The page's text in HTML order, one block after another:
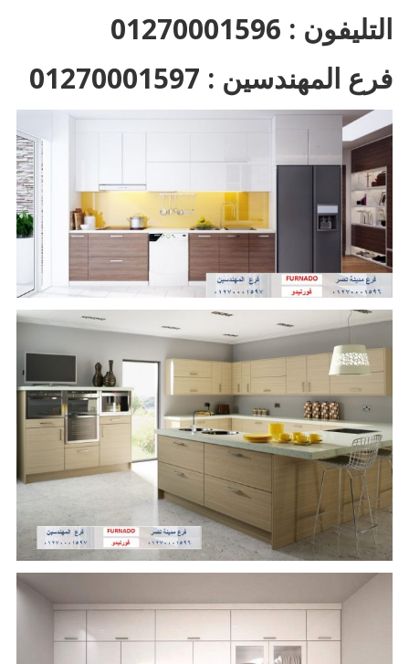
التليفون : 01270001596
فرع المهندسين : 01270001597